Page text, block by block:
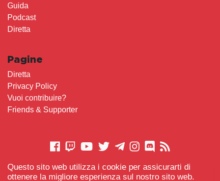
Questo sito web utilizza i cookie per assicurarti di
ottenere la migliore esperienza sul nostro sito web.
Guida
Podcast
Diretta
Pagine
Diretta
Privacy Policy
Vuoi contribuire?
Friends & Supporter
CONTATTACI